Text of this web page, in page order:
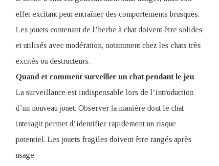
effet excitant peut entraîner des comportements brusques.
Les jouets contenant de l’herbe à chat doivent être solides
et utilisés avec modération, notamment chez les chats très
excités ou destructeurs.
Quand et comment surveiller un chat pendant le jeu
La surveillance est indispensable lors de l’introduction
d’un nouveau jouet. Observer la manière dont le chat
interagit permet d’identifier rapidement un risque
potentiel. Les jouets fragiles doivent être rangés après
usage.